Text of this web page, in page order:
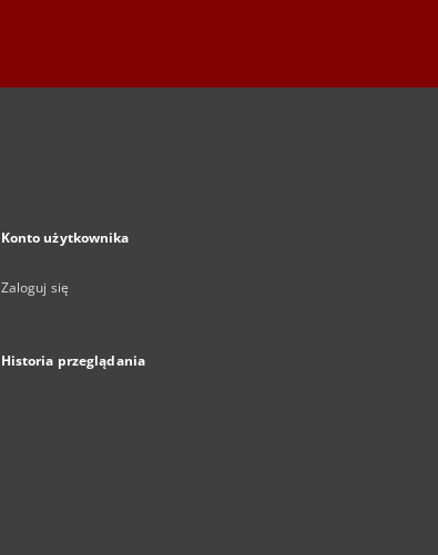
Konto użytkownika
Zaloguj się
Historia przeglądania